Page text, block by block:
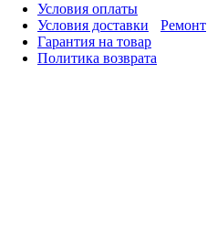
Условия оплаты
Условия доставки
Гарантия на товар
Политика возврата
Ремонт